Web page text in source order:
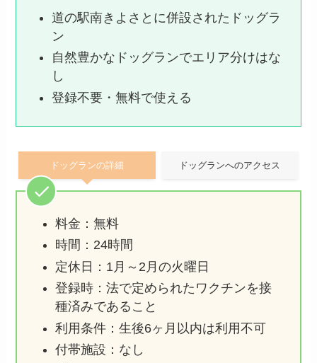
道の駅南きよさとに併設されたドッグラ
ン
自然豊かなドッグランでエリア分けはな
し
登録不要・無料で使える
ドッグランの詳細 ドッグランへのアクセス
料金：無料
時間：24時間
定休日：1月～2月の火曜日
登録時：法で定められたワクチンを接
種済みであること
利用条件：生後6ヶ月以内は利用不可
付帯施設：なし